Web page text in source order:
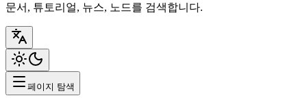
문서, 튜토리얼, 뉴스, 노드를 검색합니다.
페이지 탐색